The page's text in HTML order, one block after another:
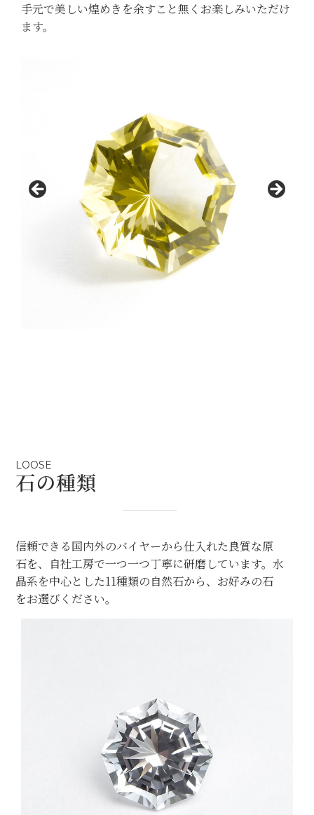
手元で美しい煌めきを余すこと無くお楽しみいただけ
ます。
LOOSE
石の種類
信頼できる国内外のバイヤーから仕入れた良質な原
石を、自社工房で一つ一つ丁寧に研磨しています。水
晶系を中心とした11種類の自然石から、お好みの石
をお選びください。